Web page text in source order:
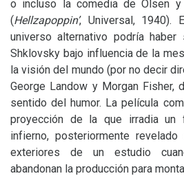
o incluso la comedia de Olsen y
(Hellzapoppin’, Universal, 1940).
universo alternativo podría
Shklovsky bajo influencia de la
la visión del mundo (por no decir
George Landow y Morgan Fisher,
sentido del humor. La película
proyección de la que irradia un
infierno, posteriormente
exteriores de un estudio
abandonan la producción para